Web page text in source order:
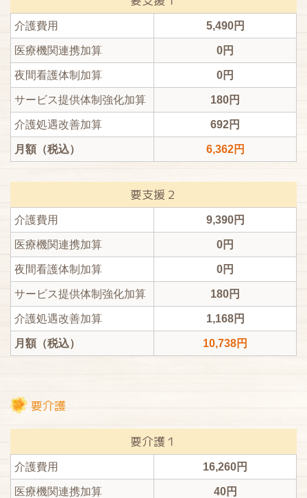
介護費用 5,490円
医療機関連携加算 0円
夜間看護体制加算 0円
サービス提供体制強化加算 180円
介護処遇改善加算 692円
月額（税込） 6,362円
要支援２
介護費用 9,390円
医療機関連携加算 0円
夜間看護体制加算 0円
サービス提供体制強化加算 180円
介護処遇改善加算 1,168円
月額（税込） 10,738円
要介護
要介護１
介護費用 16,260円
医療機関連携加算 40円